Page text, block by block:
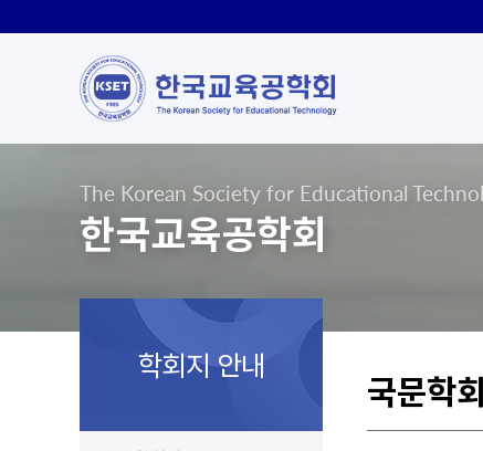
The Korean Society for Educational
한국교육공학회
학회지 안내
국문학